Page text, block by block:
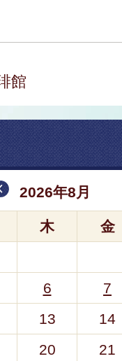
館
2026年8月
木 金
6
7
13
14
20
21